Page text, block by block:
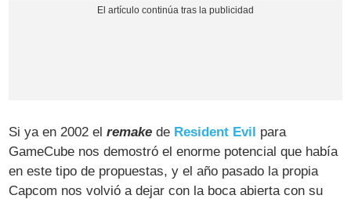
Si ya en 2002 elremake de Resident Evil para
GameCube nos demostró el enorme potencial que había
en este tipo de propuestas, y el año pasado la propia
Capcom nos volvió a dejar con la boca abierta con su